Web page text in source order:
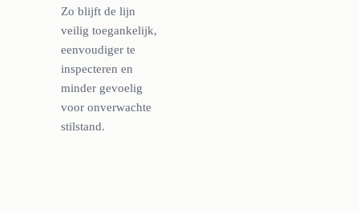
Zo blijft de lijn
veilig toegankelijk,
eenvoudiger te
inspecteren en
minder gevoelig
voor onverwachte
stilstand.